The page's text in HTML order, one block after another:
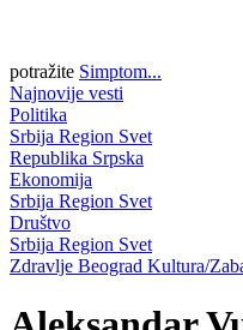
potražite Simptom...
Najnovije vesti
Politika
Srbija Region Svet
Republika Srpska
Ekonomija
Srbija Region Svet
Društvo
Srbija Region Svet
Zdravlje Beograd Kultura/